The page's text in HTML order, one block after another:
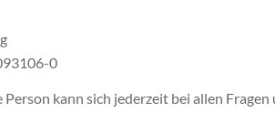
0
Person kann sich jederzeit bei allen